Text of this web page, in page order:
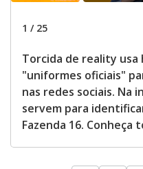
1 / 25
Torcida de reality usa
"uniformes oficiais"
nas redes sociais. Na
servem para
Fazenda 16. Conheça